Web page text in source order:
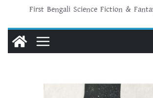
First Bengali Science Fiction &